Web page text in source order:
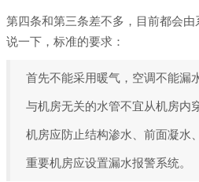
第四条和第三条差不多，目前都会
说一下，标准的要求：
首先不能采用暖气，空调不能漏
与机房无关的水管不宜从机房内
机房应防止结构渗水、前面凝水
重要机房应设置漏水报警系统。